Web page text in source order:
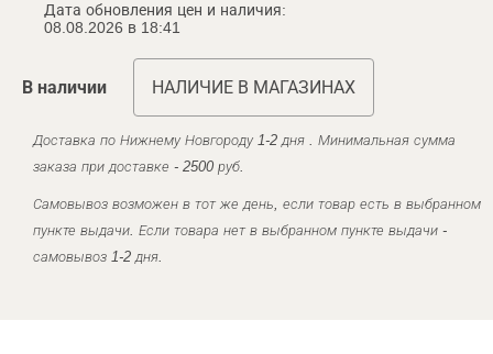
Дата обновления цен и наличия:
08.08.2026 в 18:41
В наличии НАЛИЧИЕ В МАГАЗИНАХ
Доставка по Нижнему Новгороду 1-2 дня . Минимальная сумма
заказа при доставке - 2500 руб.
Самовывоз возможен в тот же день, если товар есть в выбранном
пункте выдачи. Если товара нет в выбранном пункте выдачи -
самовывоз 1-2 дня.